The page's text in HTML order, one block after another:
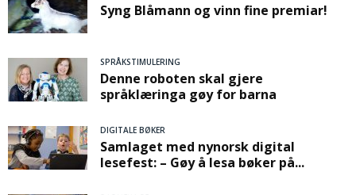
Syng Blåmann og vinn fine premiar!
SPRÅKSTIMULERING
Denne roboten skal gjere
språklæringa gøy for barna
DIGITALE BØKER
Samlaget med nynorsk digital
lesefest: – Gøy å lesa bøker på...